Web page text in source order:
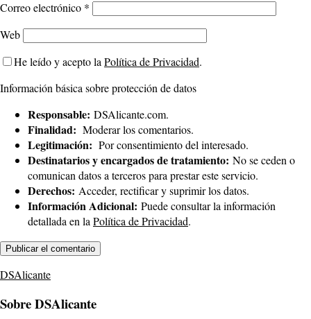
Correo electrónico *
Web
He leído y acepto la Política de Privacidad.
Información básica sobre protección de datos
Responsable: DSAlicante.com.
Finalidad: Moderar los comentarios.
Legitimación: Por consentimiento del interesado.
Destinatarios y encargados de tratamiento: No se ceden o
comunican datos a terceros para prestar este servicio.
Derechos: Acceder, rectificar y suprimir los datos.
Información Adicional: Puede consultar la información
detallada en la Política de Privacidad.
DSAlicante
Sobre DSAlicante